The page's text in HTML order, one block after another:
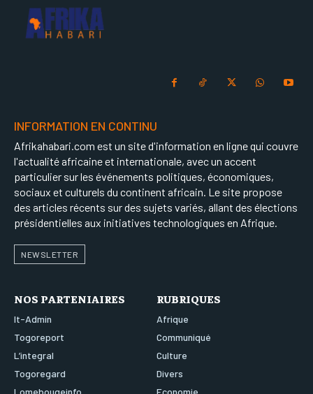
INFORMATION EN CONTINU
Afrikahabari.com est un site d'information en ligne qui couvre
l'actualité africaine et internationale, avec un accent
particulier sur les événements politiques, économiques,
sociaux et culturels du continent africain. Le site propose
des articles récents sur des sujets variés, allant des élections
présidentielles aux initiatives technologiques en Afrique.
NEWSLETTER
NOS PARTENIAIRES
It-Admin
Togoreport
L’integral
Togoregard
Lomebougeinfo
RUBRIQUES
Afrique
Communiqué
Culture
Divers
Economie